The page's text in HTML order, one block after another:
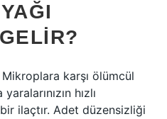
karşı ölümcül
hızlı
ilaçtır. Adet düzensizliği